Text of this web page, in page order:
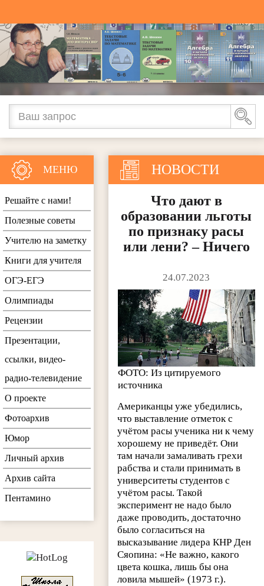
НОВОСТИ
Что дают в
образовании льготы
по признаку расы
или лени? – Ничего
24.07.2023
ФОТО: Из цитируемого
источника
Американцы уже убедились,
что выставление отметок с
учётом расы ученика ни к чему
хорошему не приведёт. Они
там начали замаливать грехи
рабства и стали принимать в
университеты студентов с
учётом расы. Такой
эксперимент не надо было
даже проводить, достаточно
было согласиться на
высказывание лидера КНР Ден
Сяопина: «Не важно, какого
цвета кошка, лишь бы она
ловила мышей» (1973 г.).
МЕНЮ
Решайте с нами!
Полезные советы
Учителю на заметку
Книги для учителя
ОГЭ-ЕГЭ
Олимпиады
Рецензии
Презентации,
ссылки, видео-
радио-телевидение
О проекте
Фотоархив
Юмор
Личный архив
Архив сайта
Пентамино